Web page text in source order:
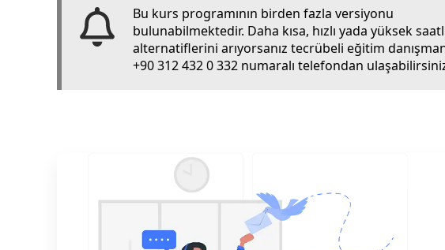
Bu kurs programının birden fazla versiyonu
bulunabilmektedir. Daha kısa, hızlı yada yüksek
alternatiflerini arıyorsanız tecrübeli eğitim
+90 312 432 0 332 numaralı telefondan